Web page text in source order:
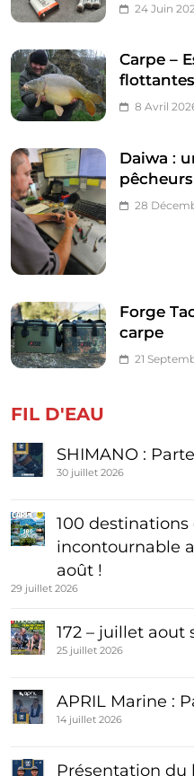
24 Juin
Carpe –
8 Avril
Daiwa :
pêcheurs
28
Forge
carpe
21
FIL D'EAU
SHIMANO :
30 juillet 2026
100
incontournable
août !
29 juillet 2026
172 – juillet aout
25 juillet 2026
APRIL Marine :
14 juillet 2026
Présentation du